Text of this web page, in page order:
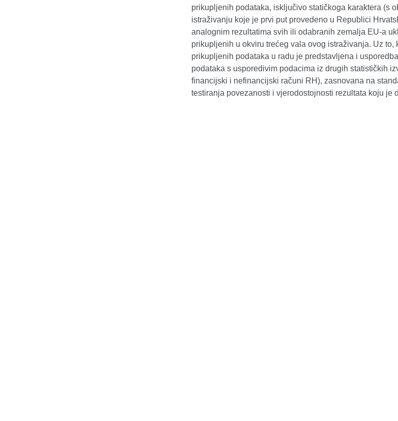
prikupljenih podataka, isključivo statičkoga karaktera (s
istraživanju koje je prvi put provedeno u Republici
analognim rezultatima svih ili odabranih zemalja EU-a
prikupljenih u okviru trećeg vala ovog istraživanja. Uz to,
prikupljenih podataka u radu je predstavljena i
podataka s usporedivim podacima iz drugih statističkih
financijski i nefinancijski računi RH), zasnovana na
testiranja povezanosti i vjerodostojnosti rezultata koju je